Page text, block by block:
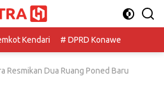
Kendari # DPRD Konawe
Resmikan Dua Ruang Poned Baru